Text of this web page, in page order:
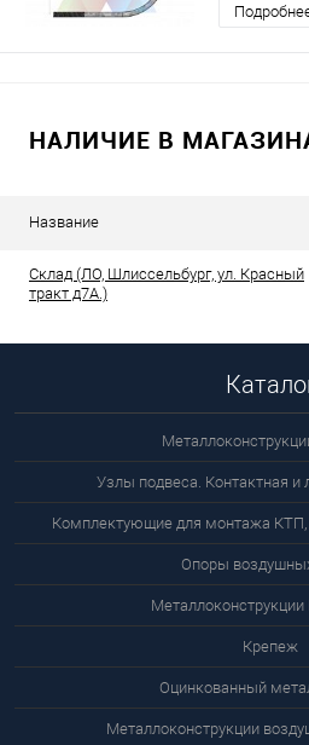
НАЛИЧИЕ В
Название
Склад (ЛО, Шлиссельбург, ул. Красный
тракт д7А.)
Узлы подвеса. Контактная и
Комплектующие для монтажа
Опоры
Крепеж
Оцинкованный
Металлоконструкции